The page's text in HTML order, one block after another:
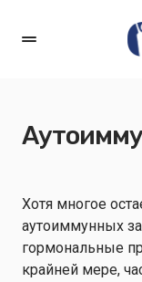
Хотя многое
аутоиммунных
гормональные
крайней мере,